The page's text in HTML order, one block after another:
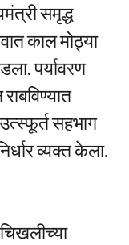
समृद्ध
काल मोठ्या
पर्यावरण
सहभाग
व्यक्त केला.